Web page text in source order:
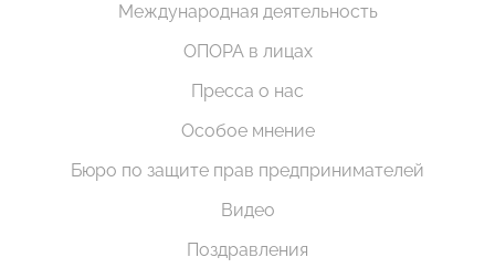
Международная деятельность
ОПОРА в лицах
Пресса о нас
Особое мнение
Бюро по защите прав предпринимателей
Видео
Поздравления